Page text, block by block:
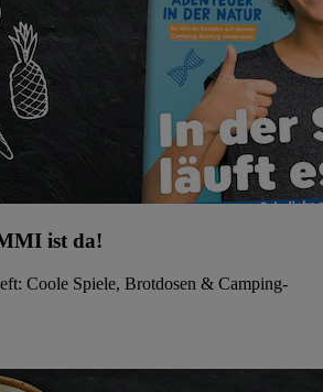
ist da!
Coole Spiele, Brotdosen & Camping-